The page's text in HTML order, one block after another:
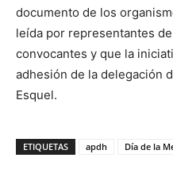
documento de los
leída por representantes
convocantes y que la
adhesión de la delegación
Esquel.
ETIQUETAS apdh Día de la